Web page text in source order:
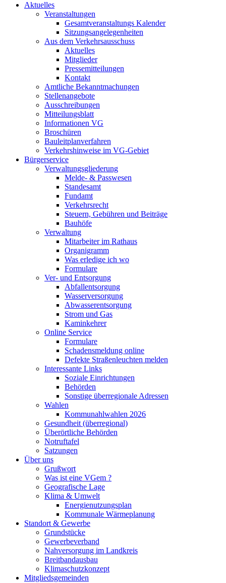
Aktuelles
Veranstaltungen
Gesamtveranstaltungs Kalender
Sitzungsangelegenheiten
Aus dem Verkehrsausschuss
Aktuelles
Mitglieder
Pressemitteilungen
Kontakt
Amtliche Bekanntmachungen
Stellenangebote
Ausschreibungen
Mitteilungsblatt
Informationen VG
Broschüren
Bauleitplanverfahren
Verkehrshinweise im VG-Gebiet
Bürgerservice
Verwaltungsgliederung
Melde- & Passwesen
Standesamt
Fundamt
Verkehrsrecht
Steuern, Gebühren und Beiträge
Bauhöfe
Verwaltung
Mitarbeiter im Rathaus
Organigramm
Was erledige ich wo
Formulare
Ver- und Entsorgung
Abfallentsorgung
Wasserversorgung
Abwasserentsorgung
Strom und Gas
Kaminkehrer
Online Service
Formulare
Schadensmeldung online
Defekte Straßenleuchten melden
Interessante Links
Soziale Einrichtungen
Behörden
Sonstige überregionale Adressen
Wahlen
Kommunahlwahlen 2026
Gesundheit (überregional)
Überörtliche Behörden
Notruftafel
Satzungen
Über uns
Grußwort
Was ist eine VGem ?
Geografische Lage
Klima & Umwelt
Energienutzungsplan
Kommunale Wärmeplanung
Standort & Gewerbe
Grundstücke
Gewerbeverband
Nahversorgung im Landkreis
Breitbandausbau
Klimaschutzkonzept
Mitgliedsgemeinden